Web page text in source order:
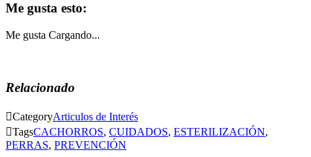
Me gusta esto:
Me gusta Cargando...
Relacionado
CategoryArticulos de Interés
TagsCACHORROS, CUIDADOS, ESTERILIZACIÓN,
PERRAS, PREVENCIÓN